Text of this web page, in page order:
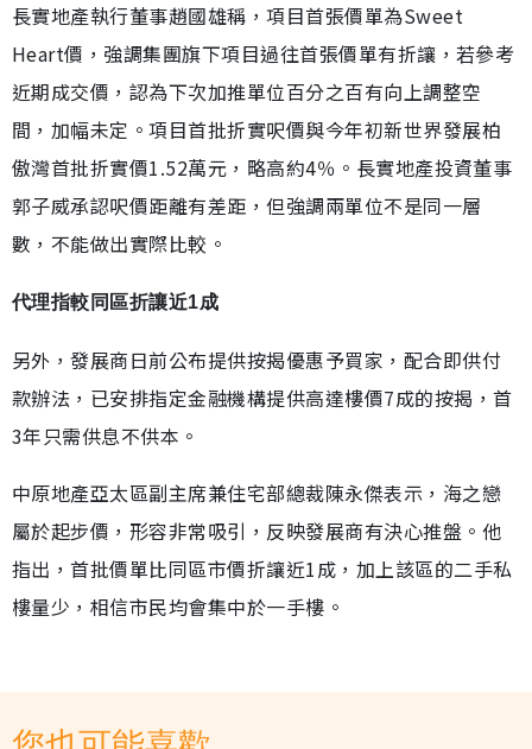
長實地產執行董事趙國雄稱，項目首張價單為Sweet
Heart價，強調集團旗下項目過往首張價單有折讓，若參考
近期成交價，認為下次加推單位百分之百有向上調整空
間，加幅未定。項目首批折實呎價與今年初新世界發展柏
傲灣首批折實價1.52萬元，略高約4％。長實地產投資董事
郭子威承認呎價距離有差距，但強調兩單位不是同一層
數，不能做出實際比較。
代理指較同區折讓近1成
另外，發展商日前公布提供按揭優惠予買家，配合即供付
款辦法，已安排指定金融機構提供高達樓價7成的按揭，首
3年只需供息不供本。
中原地產亞太區副主席兼住宅部總裁陳永傑表示，海之戀
屬於起步價，形容非常吸引，反映發展商有決心推盤。他
指出，首批價單比同區市價折讓近1成，加上該區的二手私
樓量少，相信市民均會集中於一手樓。